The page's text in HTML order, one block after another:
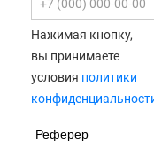
Нажимая кнопку,
вы принимаете
условия политики
Реферер